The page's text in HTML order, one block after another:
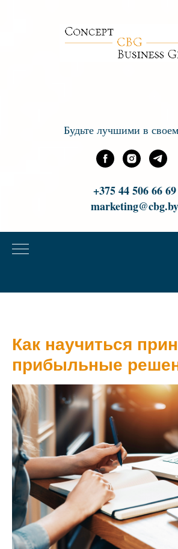
Будьте лучшими в
+375 44 506 66 69
marketing@cbg.by
Как научиться
прибыльные